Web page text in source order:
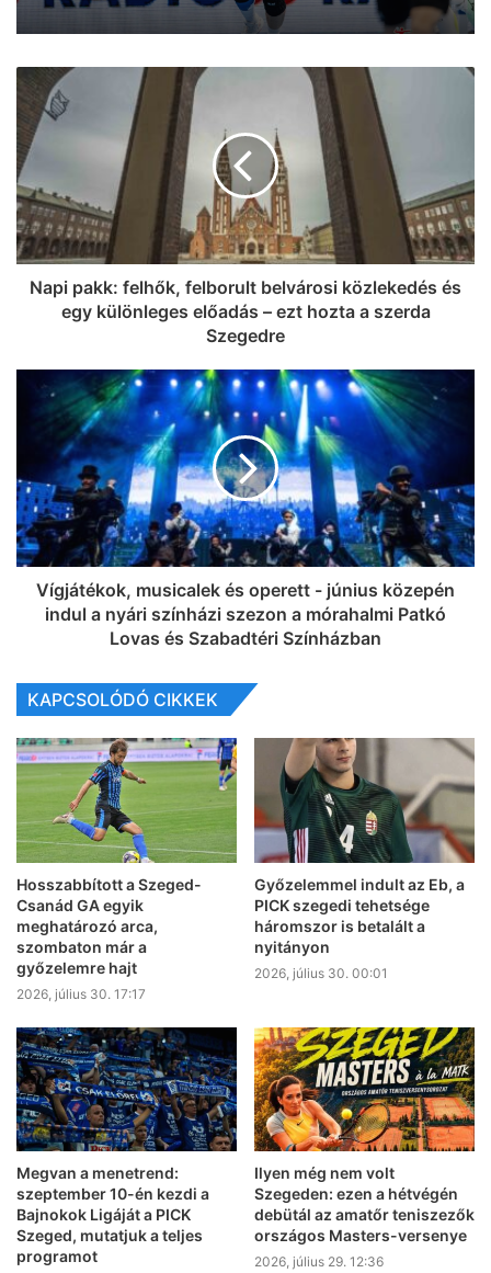
Napi pakk: felhők, felborult belvárosi közlekedés és
egy különleges előadás – ezt hozta a szerda
Szegedre
Vígjátékok, musicalek és operett - június közepén
indul a nyári színházi szezon a mórahalmi Patkó
Lovas és Szabadtéri Színházban
KAPCSOLÓDÓ CIKKEK
Hosszabbított a Szeged-
Csanád GA egyik
meghatározó arca,
szombaton már a
győzelemre hajt
2026, július 30. 17:17
Győzelemmel indult az Eb, a
PICK szegedi tehetsége
háromszor is betalált a
nyitányon
2026, július 30. 00:01
Megvan a menetrend:
szeptember 10-én kezdi a
Bajnokok Ligáját a PICK
Szeged, mutatjuk a teljes
programot
Ilyen még nem volt
Szegeden: ezen a hétvégén
debütál az amatőr teniszezők
országos Masters-versenye
2026, július 29. 12:36